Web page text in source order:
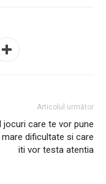
Articolul următor
jocuri care te vor pune
dificultate si care
iti vor testa atentia